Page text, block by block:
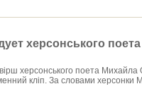
херсонського поета
херсонського поета Михайла
кліп. За словами херсонки